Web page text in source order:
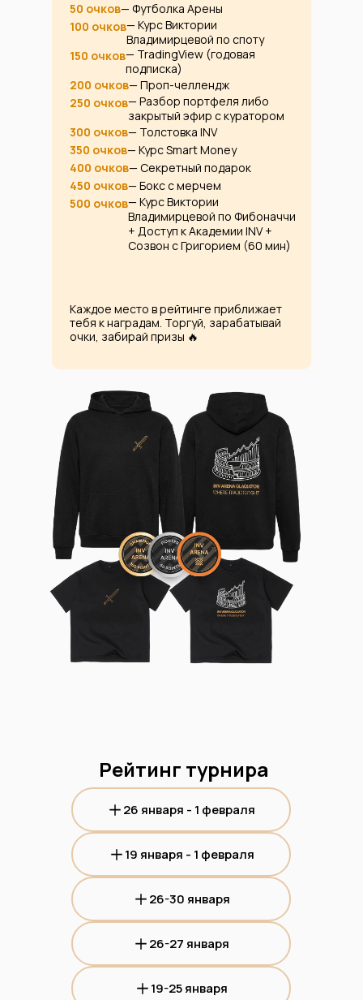
50 очков— Футболка Арены
100 очков— Курс Виктории
Владимирцевой по споту
150 очков— TradingView (годовая
подписка)
200 очков— Проп-челлендж
250 очков— Разбор портфеля либо
закрытый эфир с куратором
300 очков— Толстовка INV
350 очков— Курс Smart Money
400 очков— Секретный подарок
450 очков— Бокс с мерчем
500 очков— Курс Виктории
Владимирцевой по Фибоначчи
+ Доступ к Академии INV +
Созвон с Григорием (60 мин)
Каждое место в рейтинге приближает
тебя к наградам. Торгуй, зарабатывай
очки, забирай призы 🔥
Рейтинг турнира
26 января - 1 февраля
19 января - 1 февраля
26-30 января
26-27 января
19-25 января